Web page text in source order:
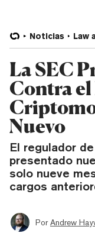
Noticias Law
La SEC
Contra el
Nuevo
El regulador
presentado
solo nueve
cargos
Por Andrew